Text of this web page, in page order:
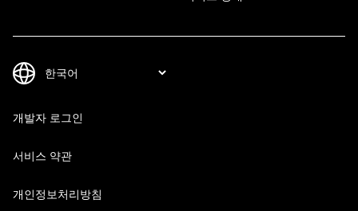
개발자 로그인
서비스 약관
개인정보처리방침